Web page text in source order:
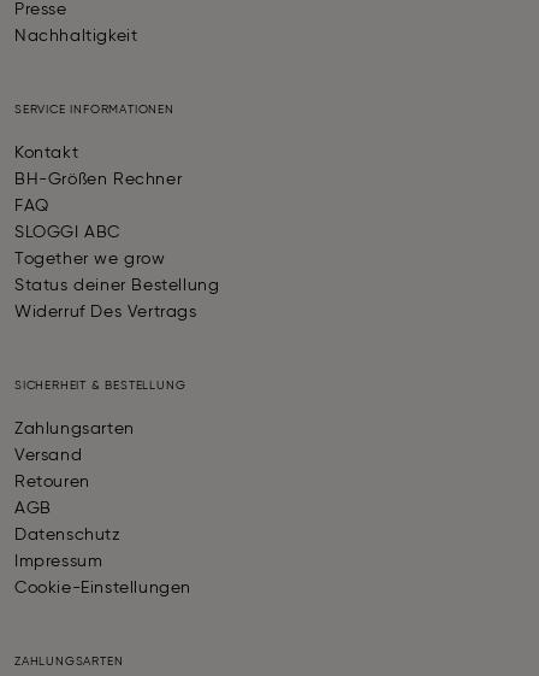
Presse
Nachhaltigkeit
SERVICE INFORMATIONEN
Kontakt
BH-Größen Rechner
FAQ
SLOGGI ABC
Together we grow
Status deiner Bestellung
Widerruf Des Vertrags
SICHERHEIT & BESTELLUNG
Zahlungsarten
Versand
Retouren
AGB
Datenschutz
Impressum
Cookie-Einstellungen
ZAHLUNGSARTEN